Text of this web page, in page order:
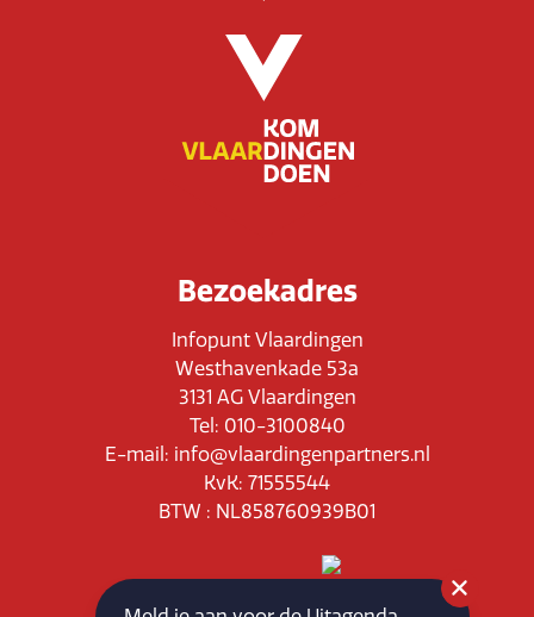
Bezoekadres
Infopunt Vlaardingen
Westhavenkade 53a
3131 AG Vlaardingen
Tel: 010-3100840
E-mail: info@vlaardingenpartners.nl
KvK: 71555544
BTW : NL858760939B01